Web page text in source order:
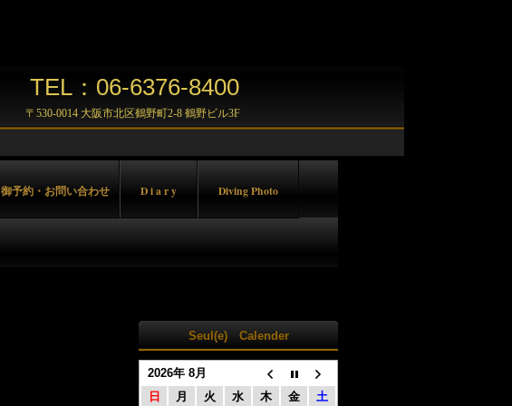
TEL：06-6376-8400
〒530-0014 大阪市北区鶴野町2-8 鶴野ビル3F
御予約・お問い合わせ D i a r y Diving Photo
Seul(e) Calender
2026年 8月
日
月 火 水 木 金 土